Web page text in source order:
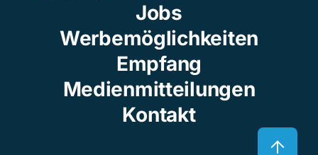
Jobs
Werbemöglichkeiten
Empfang
Medienmitteilungen
Kontakt